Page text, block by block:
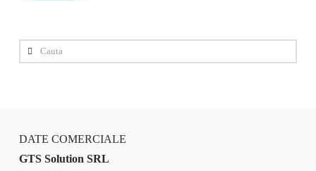
Cauta
DATE COMERCIALE
GTS Solution SRL